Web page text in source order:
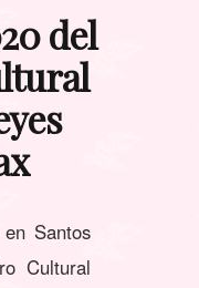
del
Santos
Cultural